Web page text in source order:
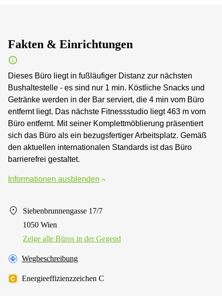
Fakten & Einrichtungen
Dieses Büro liegt in fußläufiger Distanz zur nächsten
Bushaltestelle - es sind nur 1 min. Köstliche Snacks und
Getränke werden in der Bar serviert, die 4 min vom Büro
entfernt liegt. Das nächste Fitnessstudio liegt 463 m vom
Büro entfernt. Mit seiner Komplettmöblierung präsentiert
sich das Büro als ein bezugsfertiger Arbeitsplatz. Gemäß
den aktuellen internationalen Standards ist das Büro
barrierefrei gestaltet.
Informationen ausblenden
Siebenbrunnengasse 17/7
1050 Wien
Zeige alle Büros in der Gegend
Wegbeschreibung
Energieeffizienzzeichen C